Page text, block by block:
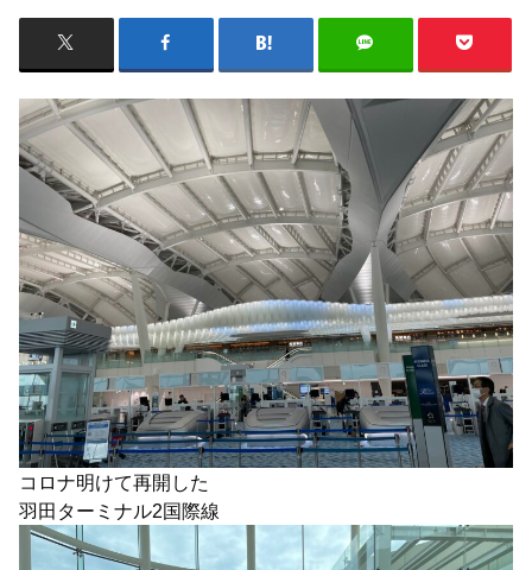
コロナ明けて再開した
羽田ターミナル2国際線